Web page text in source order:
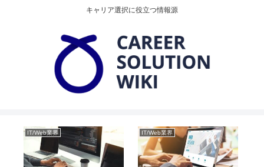
キャリア選択に役立つ情報源
IT/Web業界 IT/Web業界